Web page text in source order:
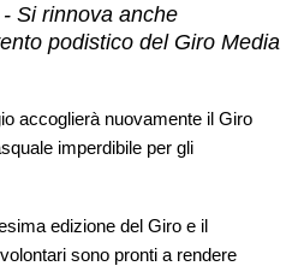
Si rinnova anche
podistico del Giro Media
accoglierà nuovamente il Giro
imperdibile per gli
edizione del Giro e il
sono pronti a rendere